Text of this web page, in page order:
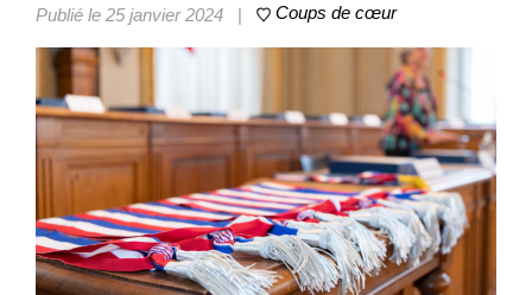
Publié le 25 janvier 2024 | Coups de cœur